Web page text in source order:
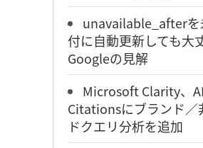
unavailable_afterを
付に自動更新しても大
Googleの見解
Microsoft Clarity、AI
Citationsにブランド／
ドクエリ分析を追加